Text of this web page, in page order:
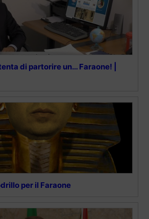
di partorire un… Faraone! |
per il Faraone